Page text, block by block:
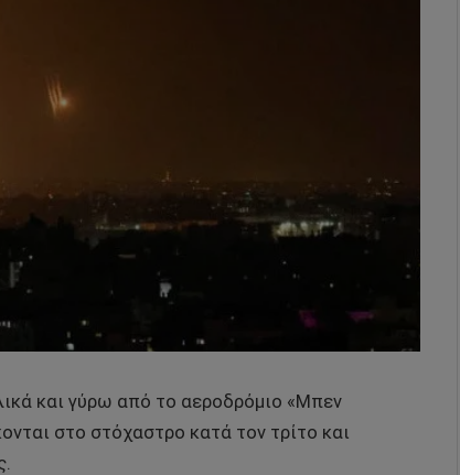
και γύρω από το αεροδρόμιο «Μπεν
στο στόχαστρο κατά τον τρίτο και